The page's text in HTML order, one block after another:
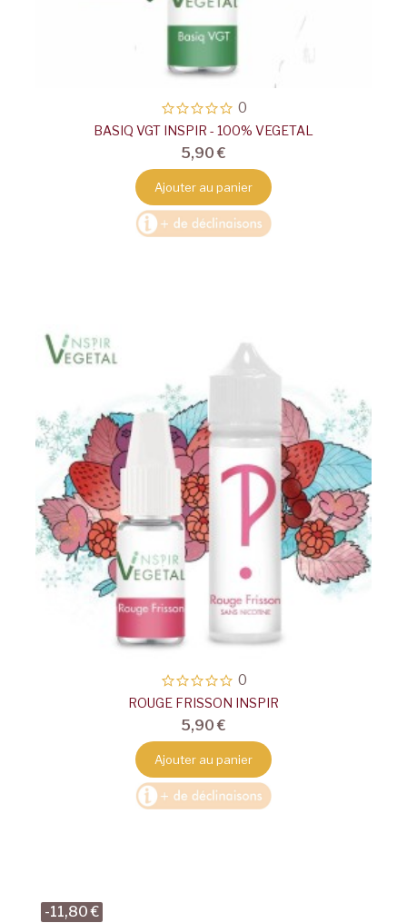
0
BASIQ VGT INSPIR - 100% VEGETAL
5,90 €
Ajouter au panier
0
ROUGE FRISSON INSPIR
5,90 €
Ajouter au panier
-11,80 €